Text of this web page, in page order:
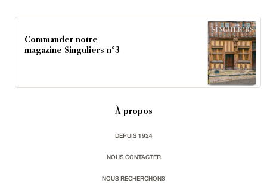
Commander notre
magazine Singuliers n°3
À propos
DEPUIS 1924
NOUS CONTACTER
NOUS RECHERCHONS